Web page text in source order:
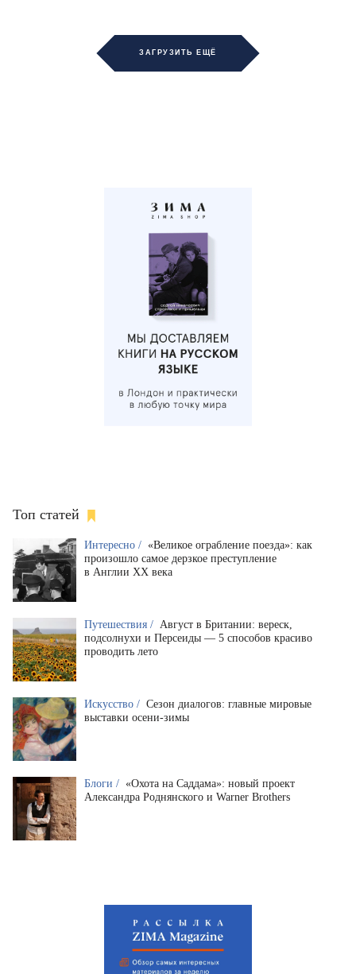
ЗАГРУЗИТЬ ЕЩЁ
Топ статей
Интересно / «Великое ограбление поезда»: как
произошло самое дерзкое преступление
в Англии XX века
Путешествия / Август в Британии: вереск,
подсолнухи и Персеиды — 5 способов красиво
проводить лето
Искусство / Сезон диалогов: главные мировые
выставки осени-зимы
Блоги / «Охота на Саддама»: новый проект
Александра Роднянского и Warner Brothers